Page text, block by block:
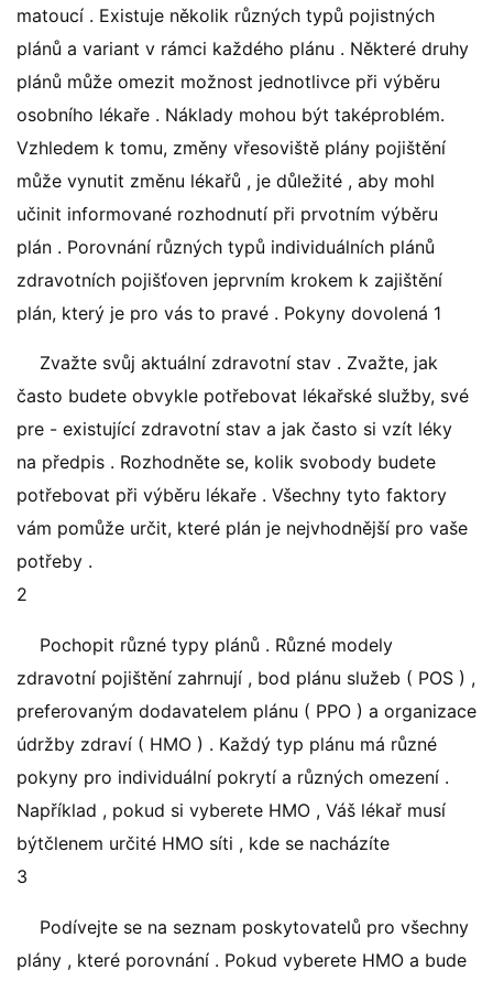
matoucí . Existuje několik různých typů pojistných
plánů a variant v rámci každého plánu . Některé druhy
plánů může omezit možnost jednotlivce při výběru
osobního lékaře . Náklady mohou být taképroblém.
Vzhledem k tomu, změny vřesoviště plány pojištění
může vynutit změnu lékařů , je důležité , aby mohl
učinit informované rozhodnutí při prvotním výběru
plán . Porovnání různých typů individuálních plánů
zdravotních pojišťoven jeprvním krokem k zajištění
plán, který je pro vás to pravé . Pokyny dovolená 1
Zvažte svůj aktuální zdravotní stav . Zvažte, jak
často budete obvykle potřebovat lékařské služby, své
pre - existující zdravotní stav a jak často si vzít léky
na předpis . Rozhodněte se, kolik svobody budete
potřebovat při výběru lékaře . Všechny tyto faktory
vám pomůže určit, které plán je nejvhodnější pro vaše
potřeby .
2
Pochopit různé typy plánů . Různé modely
zdravotní pojištění zahrnují , bod plánu služeb ( POS ) ,
preferovaným dodavatelem plánu ( PPO ) a organizace
údržby zdraví ( HMO ) . Každý typ plánu má různé
pokyny pro individuální pokrytí a různých omezení .
Například , pokud si vyberete HMO , Váš lékař musí
býtčlenem určité HMO síti , kde se nacházíte
3
Podívejte se na seznam poskytovatelů pro všechny
plány , které porovnání . Pokud vyberete HMO a bude